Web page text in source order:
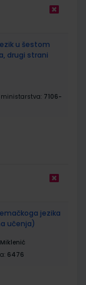
u šestom
drugi strani
ministarstva: 7106-
jezika
učenja)
6476